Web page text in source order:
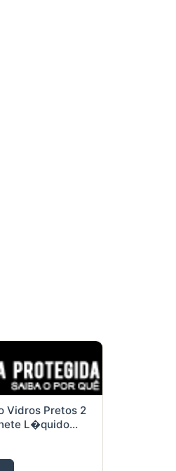
Vidros Pretos 2
L�quido
aromas 100ml